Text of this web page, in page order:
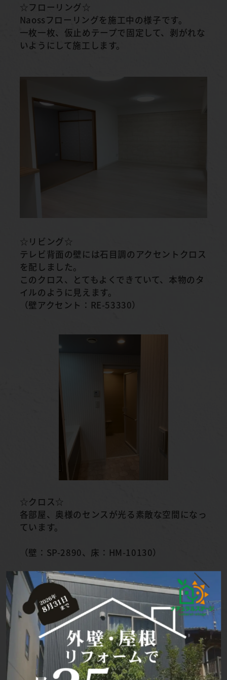
☆フローリング☆
Naossフローリングを施工中の様子です。
一枚一枚、仮止めテープで固定して、剥がれな
いようにして施工します。
☆リビング☆
テレビ背面の壁には石目調のアクセントクロス
を配しました。
このクロス、とてもよくできていて、本物のタ
イルのように見えます。
（壁アクセント：RE-53330）
☆クロス☆
各部屋、奥様のセンスが光る素敵な空間になっ
ています。
（壁：SP-2890、床：HM-10130）